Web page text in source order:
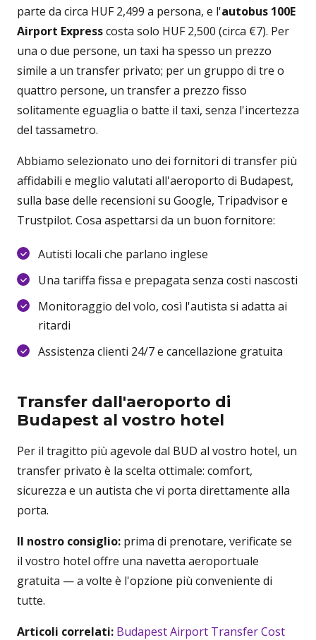
parte da circa HUF 2,499 a persona, e l'autobus 100E
Airport Expresscosta solo HUF 2,500 (circa €7). Per
una o due persone, un taxi ha spesso un prezzo
simile a un transfer privato; per un gruppo di tre o
quattro persone, un transfer a prezzo fisso
solitamente eguaglia o batte il taxi, senza l'incertezza
del tassametro.
Abbiamo selezionato uno dei fornitori di transfer più
affidabili e meglio valutati all'aeroporto di Budapest,
sulla base delle recensioni su Google, Tripadvisor e
Trustpilot. Cosa aspettarsi da un buon fornitore:
Autisti locali che parlano inglese
Una tariffa fissa e prepagata senza costi nascosti
Monitoraggio del volo, così l'autista si adatta ai
ritardi
Assistenza clienti 24/7 e cancellazione gratuita
Transfer dall'aeroporto di
Budapest al vostro hotel
Per il tragitto più agevole dal BUD al vostro hotel, un
transfer privato è la scelta ottimale: comfort,
sicurezza e un autista che vi porta direttamente alla
porta.
Il nostro consiglio: prima di prenotare, verificate se
il vostro hotel offre una navetta aeroportuale
gratuita — a volte è l'opzione più conveniente di
tutte.
Articoli correlati: Budapest Airport Transfer Cost